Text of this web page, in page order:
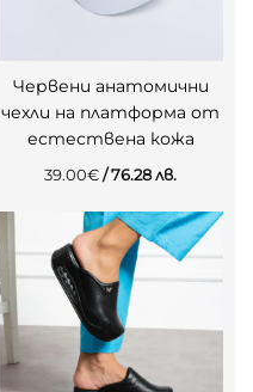
Червени анатомични
чехли на платформа от
естествена кожа
39.00€ / 76.28 лв.